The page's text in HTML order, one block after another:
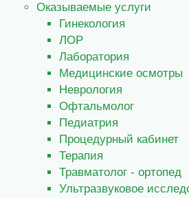
Оказываемые услуги
Гинекология
ЛОР
Лаборатория
Медицинские осмотры
Неврология
Офтальмолог
Педиатрия
Процедурный кабинет
Терапия
Травматолог - ортопед
Ультразвуковое